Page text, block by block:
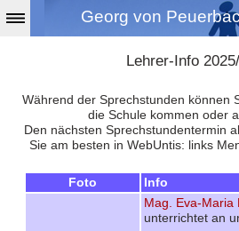
Georg von
Lehrer-Info
Während der Sprechstunden können
die Schule kommen oder
Den nächsten Sprechstundentermin
Sie am besten in WebUntis: links
Foto
Info
Mag. Eva-Maria
unterrichtet an